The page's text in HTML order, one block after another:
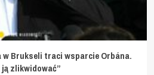
Brukseli traci wsparcie Orbána.
zlikwidować”